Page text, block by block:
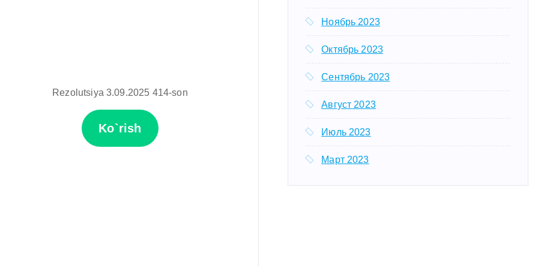
Rezolutsiya 3.09.2025 414-son
Ko`rish
Ноябрь 2023
Октябрь 2023
Сентябрь 2023
Август 2023
Июль 2023
Март 2023